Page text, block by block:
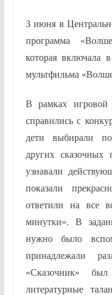
3 июня в
программа
которая включала
мультфильма
В рамках игровой
справились с
дети выбирали
других
узнавали
показали
ответили на все
минутки». В
нужно было
принадлежали
«Сказочник»
литературные